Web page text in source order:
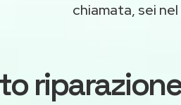
chiamata, sei